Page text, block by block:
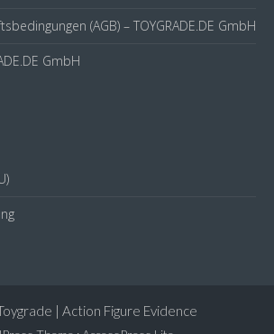
(AGB) – TOYGRADE.DE GmbH
GmbH
| Action Figure Evidence